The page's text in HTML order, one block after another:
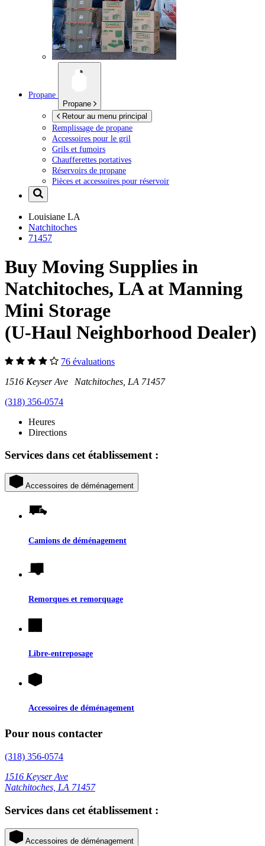
Propane
Propane
Retour au menu principal
Remplissage de propane
Accessoires pour le gril
Grils et fumoirs
Chaufferettes portatives
Réservoirs de propane
Pièces et accessoires pour réservoir
Louisiane LA
Natchitoches
71457
Buy Moving Supplies in
Natchitoches, LA at Manning
Mini Storage
(U-Haul Neighborhood Dealer)
76 évaluations
1516 Keyser Ave Natchitoches, LA 71457
(318) 356-0574
Heures
Directions
Services dans cet établissement :
Accessoires de déménagement
Camions de déménagement
Remorques et remorquage
Libre-entreposage
Accessoires de déménagement
Pour nous contacter
(318) 356-0574
1516 Keyser Ave
Natchitoches, LA 71457
Services dans cet établissement :
Accessoires de déménagement